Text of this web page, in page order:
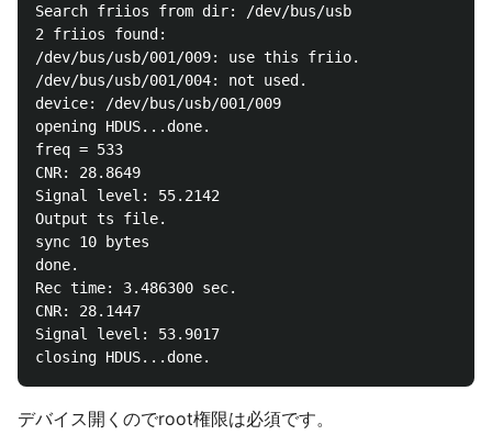
Search friios from dir: /dev/bus/usb
2 friios found:
/dev/bus/usb/001/009: use this friio.
/dev/bus/usb/001/004: not used.
device: /dev/bus/usb/001/009
opening HDUS...done.
freq = 533
CNR: 28.8649
Signal level: 55.2142
Output ts file.
sync 10 bytes
done.
Rec time: 3.486300 sec.
CNR: 28.1447
Signal level: 53.9017
デバイス開くのでroot権限は必須です。